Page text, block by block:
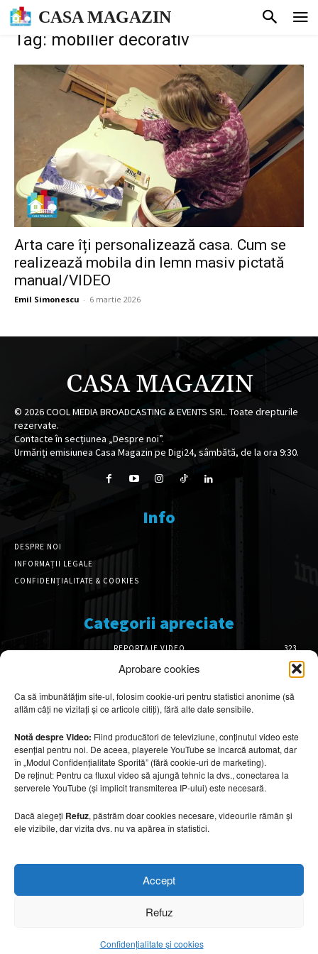
Aprobare cookies
Ca să îmbunătățim site-ul, folosim cookie-uri pentru statistici anonime (să
aflăm câți ne vizitați și ce articole citiți), fără alte date sensibile.
Notă despre Video: Fiind producători de televiziune, conținutul video este
esențial pentru noi. De aceea, playerele YouTube se încarcă automat, dar
în „Modul Confidențialitate Sporită” (fără cookie-uri de marketing).
De reținut: Pentru ca fluxul video să ajungă tehnic la dvs., conectarea la
serverele YouTube (și implicit transmiterea IP-ului) este necesară.
Dacă alegeți Refuz, păstrăm doar cookies necesare, videourile rămân și
ele vizibile, dar vizita dvs. nu va apărea în statistici.
Accept
Refuz
Confidențialitate și cookies
CASA MAGAZIN
Tag: mobilier decorativ
Arta care îți personalizează casa. Cum se
realizează mobila din lemn masiv pictată
manual/VIDEO
Emil Simonescu - 6 martie 2026
CASA MAGAZIN
© 2026COOL MEDIA BROADCASTING & EVENTS SRL. Toate drepturile
rezervate.
Contacte în secțiunea „Despre noi”.
Urmăriți emisiunea Casa Magazin pe Digi24, sâmbătă, de la ora 9:30.
Info
DESPRE NOI
INFORMAȚII LEGALE
CONFIDENȚIALITATE & COOKIES
Categorii apreciate
REPORTAJE VIDEO
323
AMENAJĂRI INTERIOARE
126
DESIGN INTERIOR
64
ARHITECTURĂ & DESIGN
OPINII & ANALIZE
43
Articole recomandate
Cele mai impresionante cabane moderne
7 august 2026
Ouse Valley Viaduct, construcția care
7 august 2026